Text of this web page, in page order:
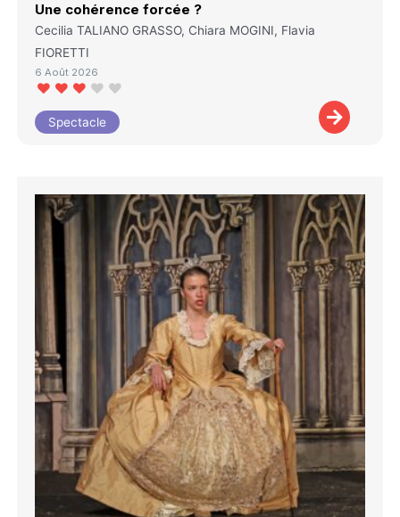
Une cohérence forcée ?
Cecilia TALIANO GRASSO, Chiara MOGINI, Flavia
FIORETTI
6 Août 2026
Spectacle